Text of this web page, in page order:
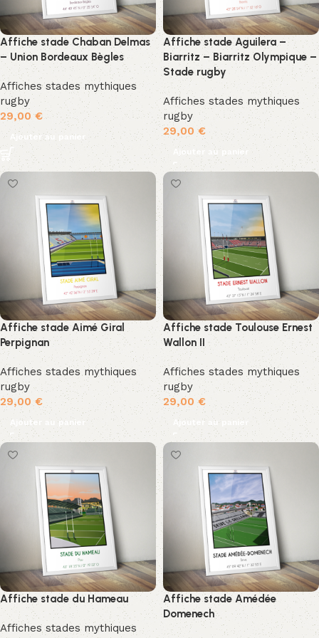
monuments emblématiques de chaque ville. Nous sommes
ravis de partager notre passion pour le rugby avec vous et
espérons que nos affiches ajouteront une touche spéciale à
votre environnement.
Affiche stade Chaban Delmas
– Union Bordeaux Bègles
Affiches stades mythiques
rugby
29,00€
Ajouter au panier
Affiche stade Aguilera –
Biarritz – Biarritz Olympique –
Stade rugby
Affiches stades mythiques
rugby
29,00€
Ajouter au panier
Affiche stade Aimé Giral
Perpignan
Affiches stades mythiques
rugby
29,00 €
Ajouter au panier
Affiche stade Toulouse Ernest
Wallon II
Affiches stades mythiques
rugby
29,00€
Ajouter au panier
Affiche stade du Hameau
Affiches stades mythiques
Affiche stade Amédée
Domenech